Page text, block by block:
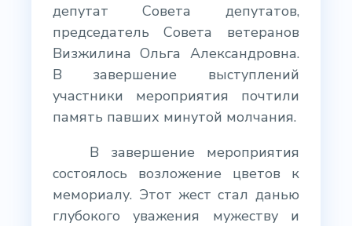
депутат Совета депутатов,
председатель Совета ветеранов
Визжилина Ольга Александровна.
В завершение выступлений
участники мероприятия почтили
память павших минутой молчания.
В завершение мероприятия
состоялось возложение цветов к
мемориалу. Этот жест стал данью
глубокого уважения мужеству и